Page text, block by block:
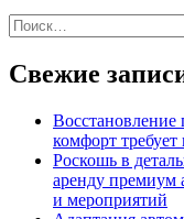
Найти:
Свежие
Восстановление
комфорт
Роскошь в
аренду премиум
и мероприятий